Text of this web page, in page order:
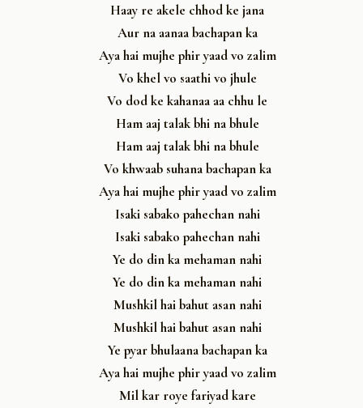
Haay re akele chhod ke jana
Aur na aanaa bachapan ka
Aya hai mujhe phir yaad vo zalim
Vo khel vo saathi vo jhule
Vo dod ke kahanaa aa chhu le
Ham aaj talak bhi na bhule
Ham aaj talak bhi na bhule
Vo khwaab suhana bachapan ka
Aya hai mujhe phir yaad vo zalim
Isaki sabako pahechan nahi
Isaki sabako pahechan nahi
Ye do din ka mehaman nahi
Ye do din ka mehaman nahi
Mushkil hai bahut asan nahi
Mushkil hai bahut asan nahi
Ye pyar bhulaana bachapan ka
Aya hai mujhe phir yaad vo zalim
Mil kar roye fariyad kare